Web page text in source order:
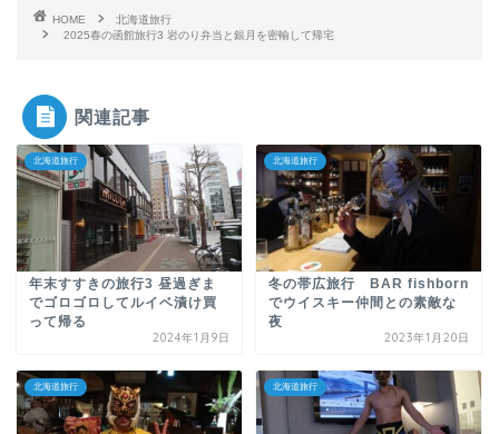
HOME
北海道旅行
2025春の函館旅行3 岩のり弁当と銀月を密輸して帰宅
関連記事
北海道旅行
年末すすきの旅行3 昼過ぎま
でゴロゴロしてルイベ漬け買
って帰る
2024年1月9日
北海道旅行
冬の帯広旅行 BAR fishborn
でウイスキー仲間との素敵な
夜
2023年1月20日
北海道旅行 北海道旅行